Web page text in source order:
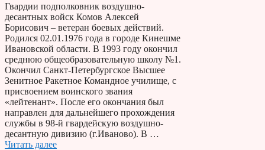
Гвардии подполковник воздушно-
десантных войск Комов Алексей
Борисович – ветеран боевых действий.
Родился 02.01.1976 года в городе Кинешме
Ивановской области. В 1993 году окончил
среднюю общеобразовательную школу №1.
Окончил Санкт-Петербургское Высшее
Зенитное Ракетное Командное училище, с
присвоением воинского звания
«лейтенант». После его окончания был
направлен для дальнейшего прохождения
службы в 98-й гвардейскую воздушно-
десантную дивизию (г.Иваново). В …
Читать далее